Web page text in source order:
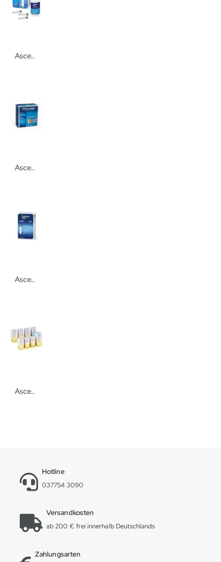
Ascensia CONTOUR®NEXT Sensoren 50 Stück zur Blutzuckermessung
Ascensia MICROLET Lanzetten farbig
Ascensia CONTOUR®NEXT Kontrolllösung
Ascensia Keto-Diastix Harnanalyse Teststreifen 50 Stück
Hotline
037754 3090
Versandkosten
ab 200 € frei innerhalb Deutschlands
Zahlungsarten